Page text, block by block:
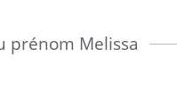
prénom Melissa